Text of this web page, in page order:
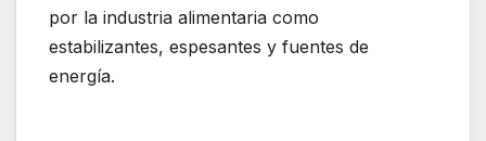
por la industria alimentaria como
estabilizantes, espesantes y fuentes de
energía.